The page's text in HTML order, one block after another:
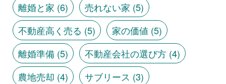
離婚と家 (6) 売れない家 (5)
不動産高く売る (5) 家の価値 (5)
離婚準備(5) 不動産会社の選び方(4)
農地売却 (4) サブリース (3)